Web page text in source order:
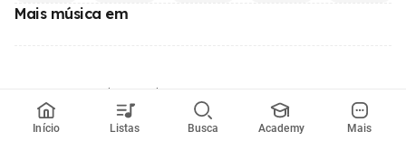
Início Listas Busca Academy Mais
Mais música em
© 1996 - 2026, o maior site de ensino de música do Brasil